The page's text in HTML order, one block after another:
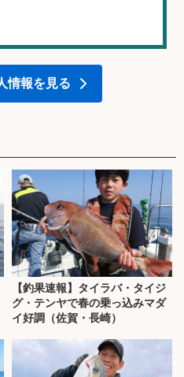
情報を見る
【釣果速報】タイラバ・タイジ
グ・テンヤで春の乗っ込みマダ
イ好調（佐賀・長崎）